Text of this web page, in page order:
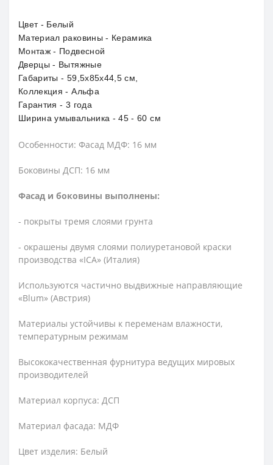
Цвет - Белый
Материал раковины - Керамика
Монтаж - Подвесной
Дверцы - Вытяжные
Габариты - 59,5x85x44,5 см,
Коллекция - Альфа
Гарантия - 3 года
Ширина умывальника - 45 - 60 см
Особенности: Фасад МДФ: 16 мм
Боковины ДСП: 16 мм
Фасад и боковины выполнены:
- покрыты тремя слоями грунта
- окрашены двумя слоями полиуретановой краски
производства «ICA» (Италия)
Используются частично выдвижные направляющие
«Blum» (Австрия)
Материалы устойчивы к переменам влажности,
температурным режимам
Высококачественная фурнитура ведущих мировых
производителей
Материал корпуса: ДСП
Материал фасада: МДФ
Цвет изделия: Белый